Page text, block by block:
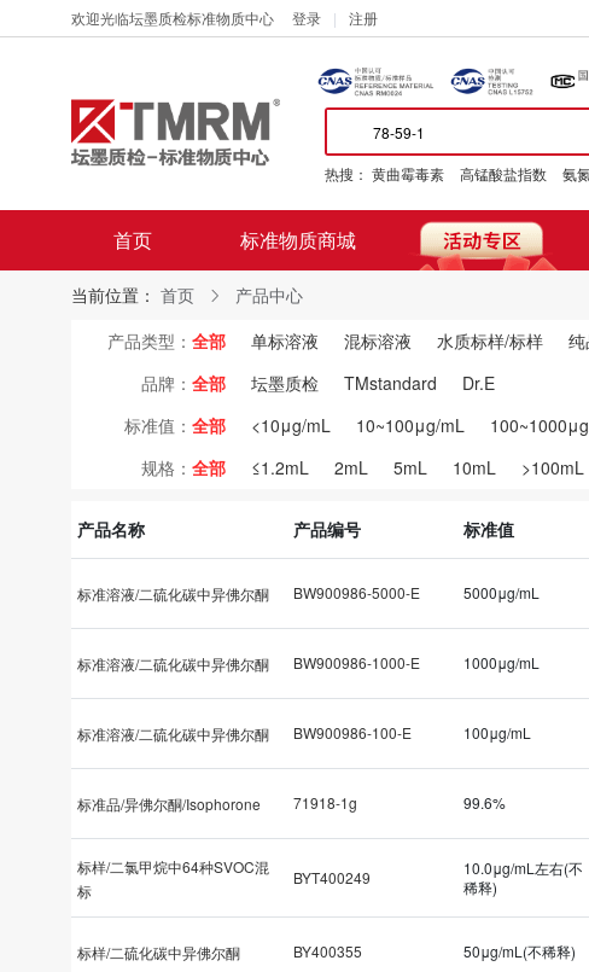
欢迎光临坛墨质检标准物质中心 登录 注册
热搜： 黄曲霉毒素 高锰酸盐指数 氨
首页 标准物质商城
当前位置： 首页
产品中心
产品类型： 全部 单标溶液 混标溶液 水质标样/标样 纯
品牌： 全部 坛墨质检 TMstandard
Dr.E
标准值： 全部 <10μg/mL 10~100μg/mL
规格： 全部 ≤1.2mL 2mL 5mL 10mL >100mL
产品名称 产品编号 标准值
标准溶液/二硫化碳中异佛尔酮 BW900986-5000-E 5000μg/mL
标准溶液/二硫化碳中异佛尔酮 BW900986-1000-E 1000μg/mL
标准溶液/二硫化碳中异佛尔酮 BW900986-100-E 100μg/mL
标准品/异佛尔酮/Isophorone 71918-1g 99.6%
标样/二氯甲烷中64种SVOC混
标
BYT400249
10.0μg/mL左右(不
稀释)
标样/二硫化碳中异佛尔酮 BY400355 50μg/mL(不稀释)